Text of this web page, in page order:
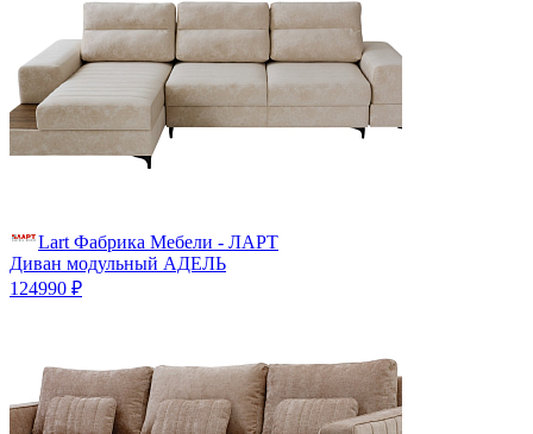
Lart Фабрика Мебели - ЛАРТ
Диван модульный АДЕЛЬ
124990 ₽